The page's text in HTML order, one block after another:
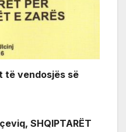
të vendosjës së
SHQIPTARËT